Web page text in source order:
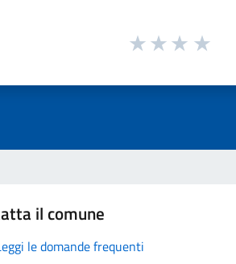
il comune
le domande frequenti